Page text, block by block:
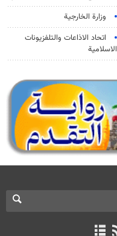
وزارة الخارجية
اتحاد الاذاعات والتلفزيونات
الاسلامية